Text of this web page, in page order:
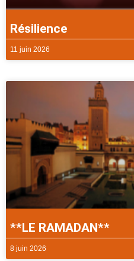
Résilience
11 juin 2026
**LE RAMADAN**
8 juin 2026